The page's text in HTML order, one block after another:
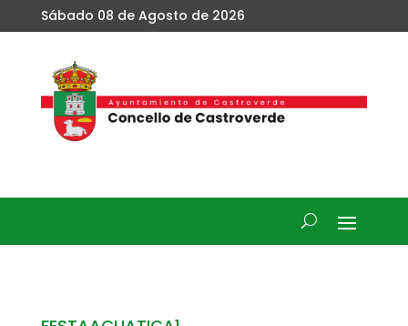
Sábado 08 de Agosto de 2026